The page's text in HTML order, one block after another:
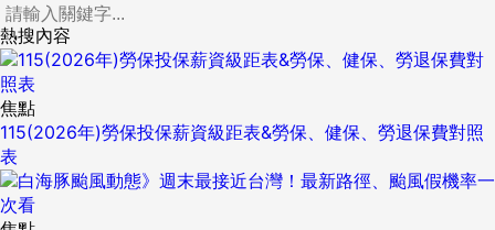
熱搜內容
焦點
115(2026年)勞保投保薪資級距表&勞保、健保、勞退保費對照
表